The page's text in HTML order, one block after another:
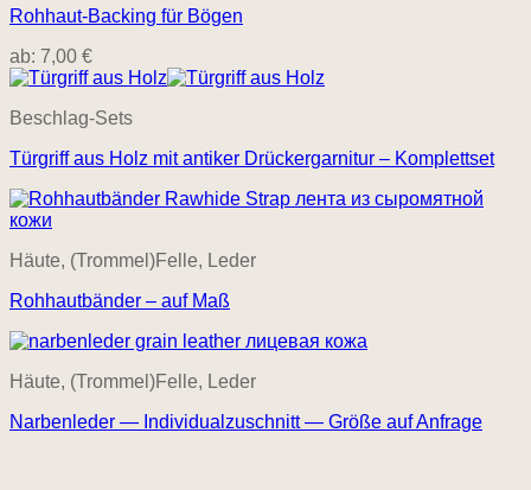
Rohhaut-Backing für Bögen
ab: 7,00 €
Beschlag-Sets
Türgriff aus Holz mit antiker Drückergarnitur – Komplettset
Häute, (Trommel)Felle, Leder
Rohhautbänder – auf Maß
Häute, (Trommel)Felle, Leder
Narbenleder — Individualzuschnitt — Größe auf Anfrage